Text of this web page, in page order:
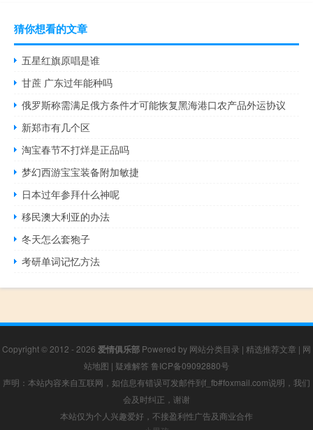
猜你想看的文章
五星红旗原唱是谁
甘蔗 广东过年能种吗
俄罗斯称需满足俄方条件才可能恢复黑海港口农产品外运协议
新郑市有几个区
淘宝春节不打烊是正品吗
梦幻西游宝宝装备附加敏捷
日本过年参拜什么神呢
移民澳大利亚的办法
冬天怎么套狍子
考研单词记忆方法
Copyright © 2012 - 2026 爱情俱乐部 Powered by 网站分类目录 | 精选推荐文章 | 网
站地图 | 疑难解答 鲁ICP备09092880号
声明：本站内容来自互联网，如信息有错误可发邮件到f_fb#foxmail.com说明，我们
会及时纠正，谢谢
本站仅为个人兴趣爱好，不接盈利性广告及商业合作